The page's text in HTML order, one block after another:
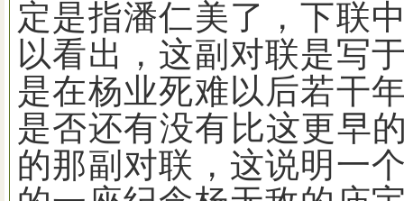
定是指潘仁美了，下联
以看出，这副对联是写
是在杨业死难以后若干
是否还有没有比这更早
的那副对联，这说明一